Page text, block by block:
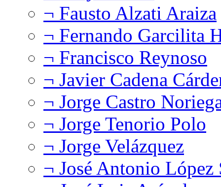
¬ Fausto Alzati Araiza
¬ Fernando Garcilita
¬ Francisco Reynoso
¬ Javier Cadena
¬ Jorge Castro
¬ Jorge Tenorio Polo
¬ Jorge Velázquez
¬ José Antonio López